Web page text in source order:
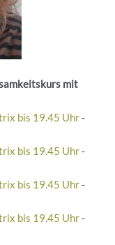
mit
bis 19.45 Uhr-
bis 19.45 Uhr-
bis 19.45 Uhr-
bis 19.45 Uhr-